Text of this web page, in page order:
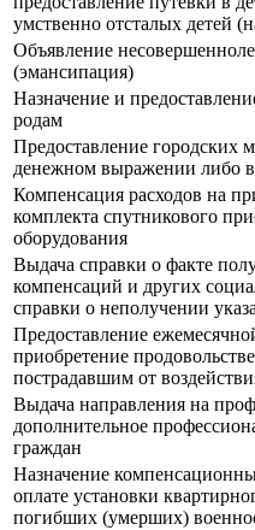
умственно отсталых детей
Объявление
(эмансипация)
Назначение и
родам
Предоставление городских
денежном выражении либо в
Компенсация расходов на
комплекта спутникового
оборудования
Выдача справки о факте
компенсаций и других
справки о неполучении
Предоставление
приобретение
пострадавшим от
Выдача направления на
дополнительное
граждан
Назначение
оплате установки
погибших (умерших)